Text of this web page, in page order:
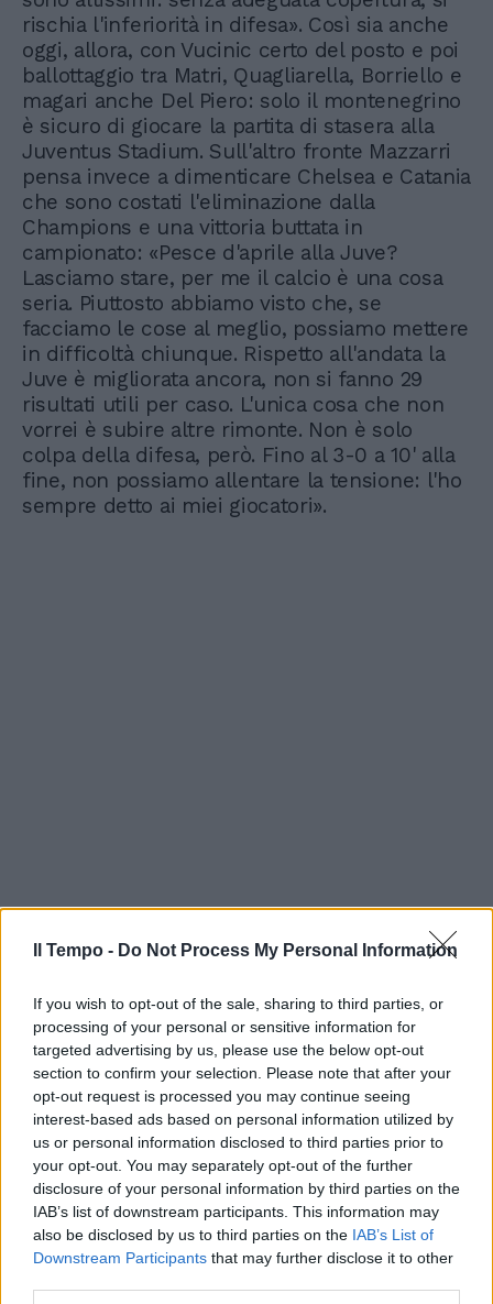
Il Tempo - Do Not Process My Personal Information
If you wish to opt-out of the sale, sharing to third parties, or
processing of your personal or sensitive information for
targeted advertising by us, please use the below opt-out
section to confirm your selection. Please note that after your
opt-out request is processed you may continue seeing
interest-based ads based on personal information utilized by
us or personal information disclosed to third parties prior to
your opt-out. You may separately opt-out of the further
disclosure of your personal information by third parties on the
IAB’s list of downstream participants. This information may
also be disclosed by us to third parties on the IAB’s List of
Downstream Participants that may further disclose it to other
rischia l'inferiorità in difesa». Così sia anche
oggi, allora, con Vucinic certo del posto e poi
ballottaggio tra Matri, Quagliarella, Borriello e
magari anche Del Piero: solo il montenegrino
è sicuro di giocare la partita di stasera alla
Juventus Stadium. Sull'altro fronte Mazzarri
pensa invece a dimenticare Chelsea e Catania
che sono costati l'eliminazione dalla
Champions e una vittoria buttata in
campionato: «Pesce d'aprile alla Juve?
Lasciamo stare, per me il calcio è una cosa
seria. Piuttosto abbiamo visto che, se
facciamo le cose al meglio, possiamo mettere
in difficoltà chiunque. Rispetto all'andata la
Juve è migliorata ancora, non si fanno 29
risultati utili per caso. L'unica cosa che non
vorrei è subire altre rimonte. Non è solo
colpa della difesa, però. Fino al 3-0 a 10' alla
fine, non possiamo allentare la tensione: l'ho
sempre detto ai miei giocatori».
In evidenza